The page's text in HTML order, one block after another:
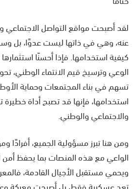
لقد أصبحت مواقع التواصل الاجتماعي
عنه، وهي في ذاتها ليست عدوًا، بل
كيفية استخدامها. فإذا أحسنّا
الوعي وترسيخ قيم الانتماء الوطني،
تسهم في بناء المجتمعات وحماية
استخدامها، فإنها قد تصبح أداة
والاجتماعي والوطني.
ومن هنا تبرز مسؤولية الجميع،
الواعي مع هذه المنصات بما يحفظ أمن
ويحمي مستقبل الأجيال القادمة،